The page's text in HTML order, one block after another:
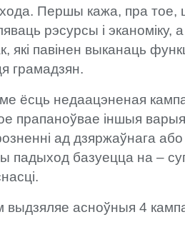
Першы кажа, пра тое,
рэсурсы і эканоміку,
які павінен выканаць
грамадзян.
ёсць недаацэненая
прапаноўвае іншыя
ад дзяржаўнага
падыход базуецца на –
выдзяляе асноўныя 4